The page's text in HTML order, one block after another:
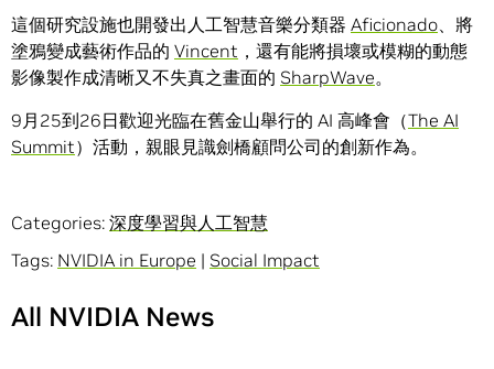
這個研究設施也開發出人工智慧音樂分類器 Aficionado、將
塗鴉變成藝術作品的 Vincent ，還有能將損壞或模糊的動態
影像製作成清晰又不失真之畫面的 SharpWave。
9月25到26日歡迎光臨在舊金山舉行的 AI 高峰會（The AI
Summit）活動，親眼見識劍橋顧問公司的創新作為。
Categories: 深度學習與人工智慧
Tags: NVIDIA in Europe | Social Impact
All NVIDIA News